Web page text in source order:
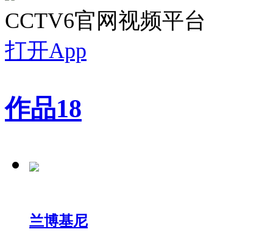
CCTV6官网视频平台
打开App
作品18
兰博基尼